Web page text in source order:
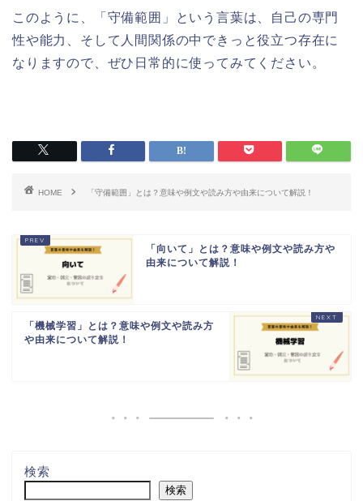
このように、「守備範囲」という言葉は、自己の専門
性や能力、そして人間関係の中できっと役立つ存在に
なりますので、ぜひ日常的に使ってみてください。
HOME 「守備範囲」とは？意味や例文や読み方や由来について解説！
「向いて」とは？意味や例文や読み方や
由来について解説！
「機械学習」とは？意味や例文や読み方
や由来について解説！
検索
検索